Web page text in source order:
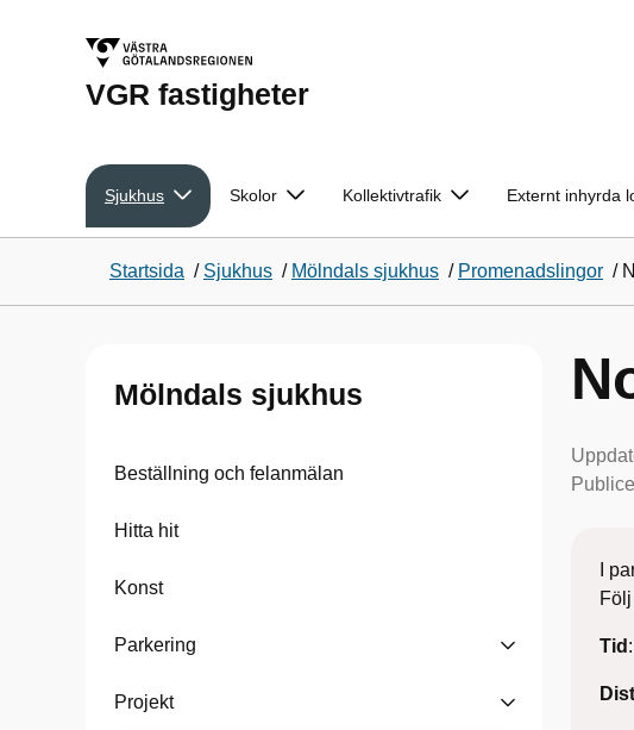
VGR fastigheter
Sjukhus Skolor Kollektivtrafik Externt inhyrda
Startsida / Sjukhus / Mölndals sjukhus / Promenadslingor /
Mölndals sjukhus
Beställning och felanmälan
Hitta hit
Konst
Parkering
Projekt
I
Tid